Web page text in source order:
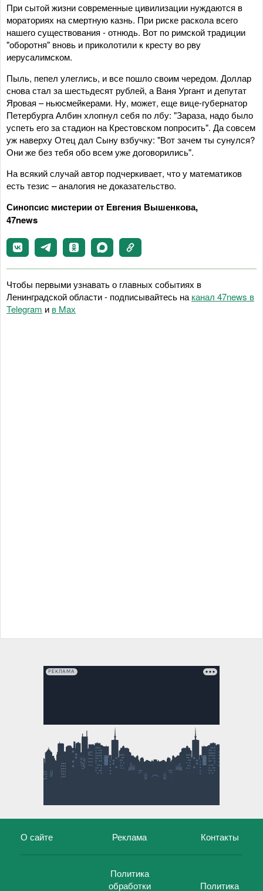
При сытой жизни современные цивилизации нуждаются в
мораториях на смертную казнь. При риске раскола всего
нашего существования - отнюдь. Вот по римской традиции
"оборотня" вновь и приколотили к кресту во рву
иерусалимском.
Пыль, пепел улеглись, и все пошло своим чередом. Доллар
снова стал за шестьдесят рублей, а Ваня Ургант и депутат
Яровая – ньюсмейкерами. Ну, может, еще вице-губернатор
Петербурга Албин хлопнул себя по лбу: "Зараза, надо было
успеть его за стадион на Крестовском попросить". Да совсем
уж наверху Отец дал Сыну взбучку: "Вот зачем ты сунулся?
Они же без тебя обо всем уже договорились".
На всякий случай автор подчеркивает, что у математиков
есть тезис – аналогия не доказательство.
Синопсис мистерии от Евгения Вышенкова,
47news
Чтобы первыми узнавать о главных событиях в
Ленинградской области - подписывайтесь на канал 47news в
Telegram и в Maх
РЕКЛАМА
О сайте Реклама Контакты
Политика
обработки
Политика